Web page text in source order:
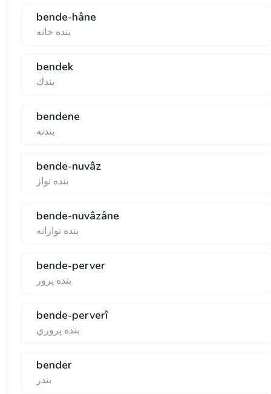
bende-hâne
بنده خانه
bendek
بندك
bendene
بندنه
bende-nuvâz
بنده نواز
bende-nuvâzâne
بنده نوازانه
bende-perver
بنده پرور
bende-perverî
بنده پروري
bender
بندر